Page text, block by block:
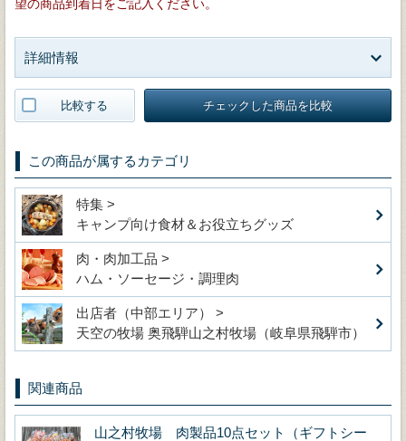
望の商品到着日をご記入ください。
詳細情報
比較する チェックした商品を比較
この商品が属するカテゴリ
特集 >
キャンプ向け食材＆お役立ちグッズ
肉・肉加工品 >
ハム・ソーセージ・調理肉
出店者（中部エリア） >
天空の牧場 奥飛騨山之村牧場（岐阜県飛騨市）
関連商品
山之村牧場 肉製品10点セット（ギフトシー